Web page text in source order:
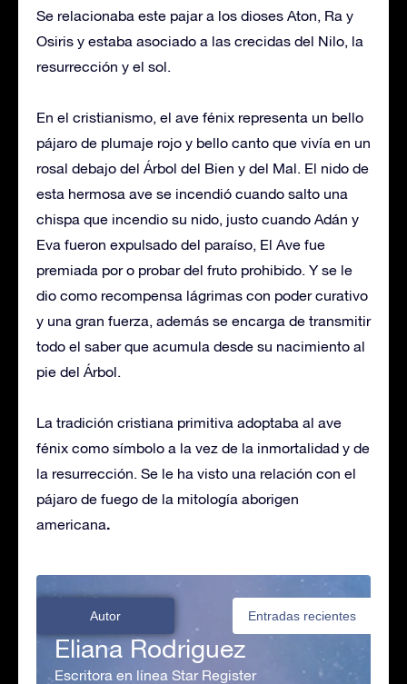
Se relacionaba este pajar a los dioses Aton, Ra y
Osiris y estaba asociado a las crecidas del Nilo, la
resurrección y el sol.
En el cristianismo, el ave fénix representa un bello
pájaro de plumaje rojo y bello canto que vivía en un
rosal debajo del Árbol del Bien y del Mal. El nido de
esta hermosa ave se incendió cuando salto una
chispa que incendio su nido, justo cuando Adán y
Eva fueron expulsado del paraíso, El Ave fue
premiada por o probar del fruto prohibido. Y se le
dio como recompensa lágrimas con poder curativo
y una gran fuerza, además se encarga de transmitir
todo el saber que acumula desde su nacimiento al
pie del Árbol.
La tradición cristiana primitiva adoptaba al ave
fénix como símbolo a la vez de la inmortalidad y de
la resurrección. Se le ha visto una relación con el
pájaro de fuego de la mitología aborigen
americana.
Autor Entradas recientes
Eliana Rodriguez
Escritora en línea Star Register